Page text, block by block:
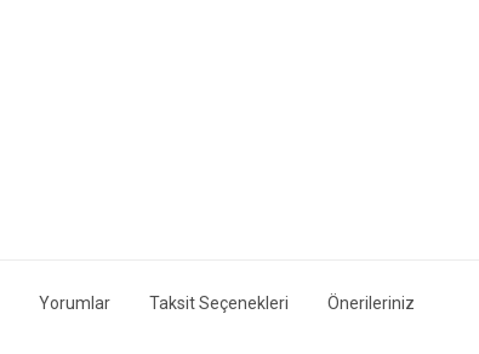
Yorumlar Taksit Seçenekleri Önerileriniz